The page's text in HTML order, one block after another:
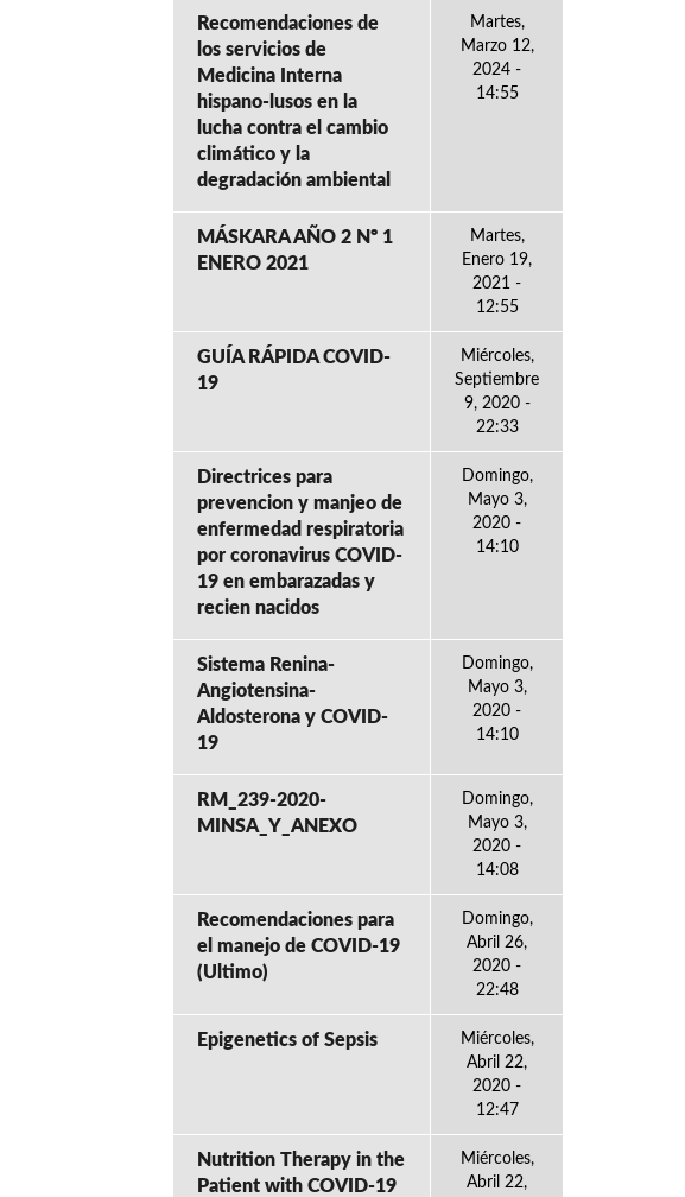
Recomendaciones de
los servicios de
Medicina Interna
hispano-lusos en la
lucha contra el cambio
climático y la
degradación ambiental
Martes,
Marzo 12,
2024 -
14:55
MÁSKARA AÑO 2 Nº 1
ENERO 2021
Martes,
Enero 19,
2021 -
12:55
GUÍA RÁPIDA COVID-
19
Miércoles,
Septiembre
9, 2020 -
22:33
Directrices para
prevencion y manjeo de
enfermedad respiratoria
por coronavirus COVID-
19 en embarazadas y
recien nacidos
Domingo,
Mayo 3,
2020 -
14:10
Sistema Renina-
Angiotensina-
Aldosterona y COVID-
19
Domingo,
Mayo 3,
2020 -
14:10
RM_239-2020-
MINSA_Y_ANEXO
Domingo,
Mayo 3,
2020 -
14:08
Recomendaciones para
el manejo de COVID-19
(Ultimo)
Domingo,
Abril 26,
2020 -
22:48
Epigenetics of Sepsis
Miércoles,
Abril 22,
2020 -
12:47
Nutrition Therapy in the
Patient with COVID-19
Miércoles,
Abril 22,